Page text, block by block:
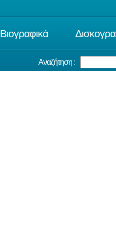
Βιογραφικά
Αναζήτηση :